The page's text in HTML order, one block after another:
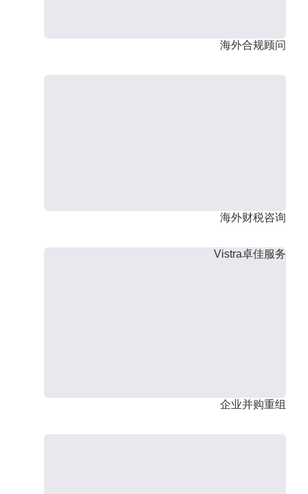
海外合规顾问
海外财税咨询
Vistra卓佳服务
企业并购重组